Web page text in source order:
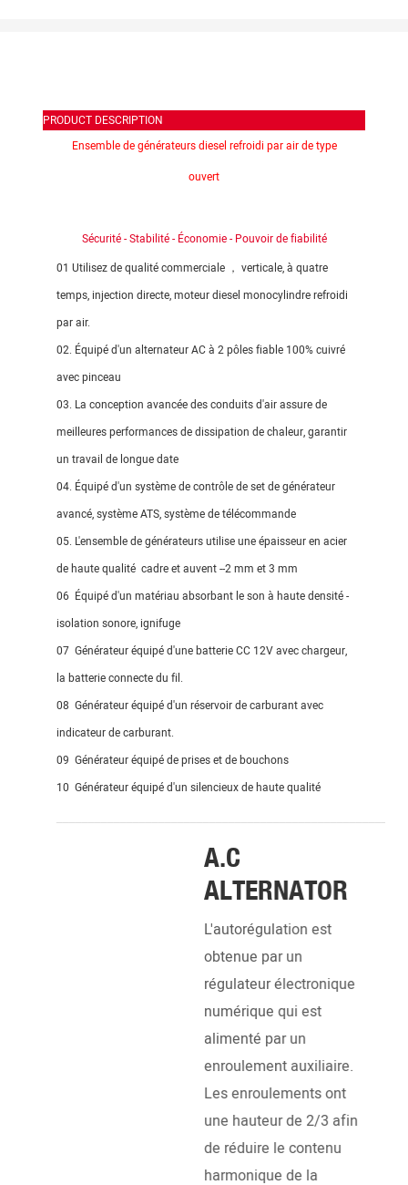
PRODUCT DESCRIPTION
Ensemble de générateurs diesel refroidi par air de type
ouvert
Sécurité - Stabilité - Économie - Pouvoir de fiabilité
01 Utilisez de qualité commerciale ， verticale, à quatre
temps, injection directe, moteur diesel monocylindre refroidi
par air.
02. Équipé d'un alternateur AC à 2 pôles fiable 100% cuivré
avec pinceau
03. La conception avancée des conduits d'air assure de
meilleures performances de dissipation de chaleur, garantir
un travail de longue date
04. Équipé d'un système de contrôle de set de générateur
avancé, système ATS, système de télécommande
05. L'ensemble de générateurs utilise une épaisseur en acier
de haute qualité cadre etauvent --2 mm et 3 mm
06 Équipé d'un matériau absorbant le son à haute densité -
isolation sonore, ignifuge
07 Générateur équipé d'une batterie CC 12V avec chargeur,
la batterie connecte du fil.
08 Générateur équipé d'un réservoir de carburant avec
indicateur de carburant.
09 Générateur équipé de prises et de bouchons
10 Générateur équipé d'un silencieux de haute qualité
A.C
ALTERNATOR
L'autorégulation est
obtenue par un
régulateur électronique
numérique qui est
alimenté par un
enroulement auxiliaire.
Les enroulements ont
une hauteur de 2/3 afin
de réduire le contenu
harmonique de la